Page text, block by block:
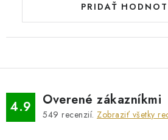
PRIDAŤ
4.9 Overené zákazníkmi
549 recenzií. Zobraziť všetky